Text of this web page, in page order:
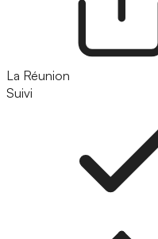
La Réunion
Suivi